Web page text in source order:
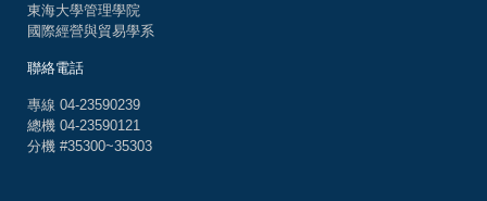
東海大學管理學院
國際經營與貿易學系
聯絡電話
專線 04-23590239
總機 04-23590121
分機 #35300~35303